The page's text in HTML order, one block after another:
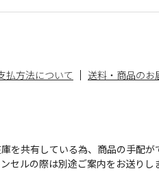
払方法について
送料・商品のお
を共有している為、商品の手配が
セルの際は別途ご案内をお送りし